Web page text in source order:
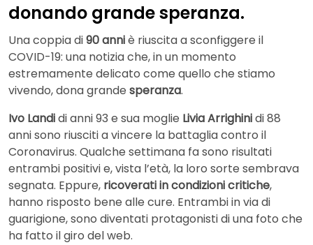
donando grande speranza.
Una coppia di90 anniè riuscita a sconfiggere il
COVID-19: una notizia che, in un momento
estremamente delicato come quello che stiamo
vivendo, dona grande speranza.
Ivo Landidi anni 93 e sua moglie Livia Arrighinidi 88
anni sono riusciti a vincere la battaglia contro il
Coronavirus. Qualche settimana fa sono risultati
entrambi positivi e, vista l’età, la loro sorte sembrava
segnata. Eppure, ricoverati in condizioni critiche,
hanno risposto bene alle cure. Entrambi in via di
guarigione, sono diventati protagonisti di una foto che
ha fatto il giro del web.